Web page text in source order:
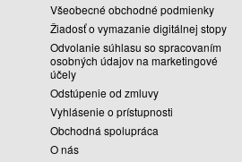
Všeobecné obchodné podmienky
Žiadosť o vymazanie digitálnej stopy
Odvolanie súhlasu so spracovaním
osobných údajov na marketingové
účely
Odstúpenie od zmluvy
Vyhlásenie o prístupnosti
Obchodná spolupráca
O nás